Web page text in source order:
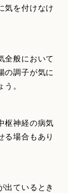
気を付けなけ
全般において
の調子が気に
。
枢神経の病気
る場合もあり
出ているとき